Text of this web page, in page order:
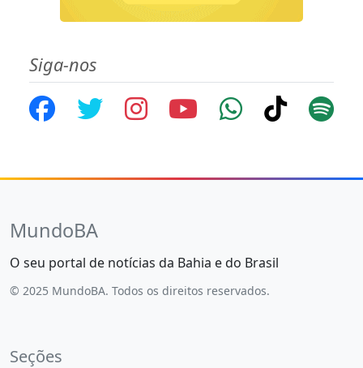
Siga-nos
MundoBA
O seu portal de notícias da Bahia e do Brasil
© 2025 MundoBA. Todos os direitos reservados.
Seções